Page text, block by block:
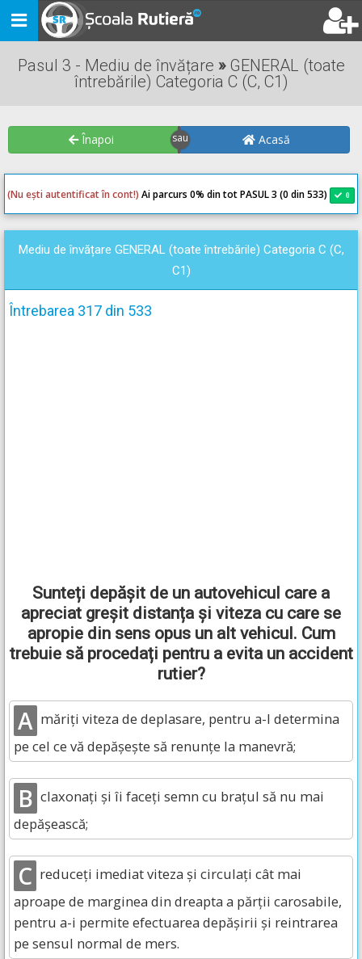
Toggle
navigation
Pasul 3 - Mediu de învățare »GENERAL (toate
întrebările) Categoria C (C, C1)
Înapoi Acasă
(Nu ești autentificat în cont!) Ai parcurs 0% din tot PASUL 3 (0 din 533) 0
Mediu de învățare GENERAL (toate întrebările) Categoria C (C,
C1)
Întrebarea 317 din 533
Sunteți depășit de un autovehicul care a
apreciat greșit distanța și viteza cu care se
apropie din sens opus un alt vehicul. Cum
trebuie să procedați pentru a evita un accident
rutier?
A măriți viteza de deplasare, pentru a-l determina
pe cel ce vă depășește să renunțe la manevră;
B claxonați și îi faceți semn cu brațul să nu mai
depășească;
C reduceți imediat viteza și circulați cât mai
aproape de marginea din dreapta a părții carosabile,
pentru a-i permite efectuarea depășirii și reintrarea
pe sensul normal de mers.